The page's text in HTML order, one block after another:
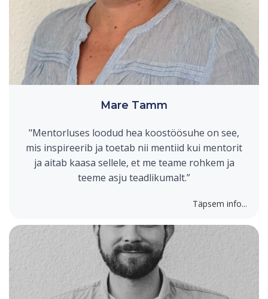
Mare Tamm
"Mentorluses loodud hea koostöösuhe on see,
mis inspireerib ja toetab nii mentiid kui mentorit
ja aitab kaasa sellele, et me teame rohkem ja
teeme asju teadlikumalt.”
Täpsem info...